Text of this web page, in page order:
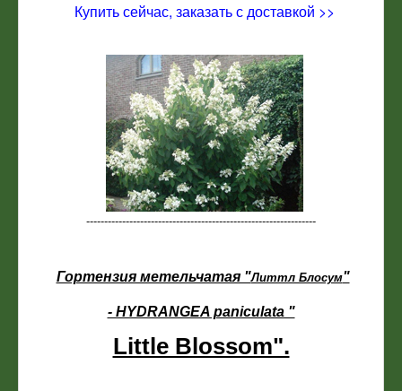
Купить сейчас, заказать с доставкой >>
----------------------------------------------------------------
Гортензия метельчатая "Литтл Блосум"
- HYDRANGEA paniculata "
Little Blossom".